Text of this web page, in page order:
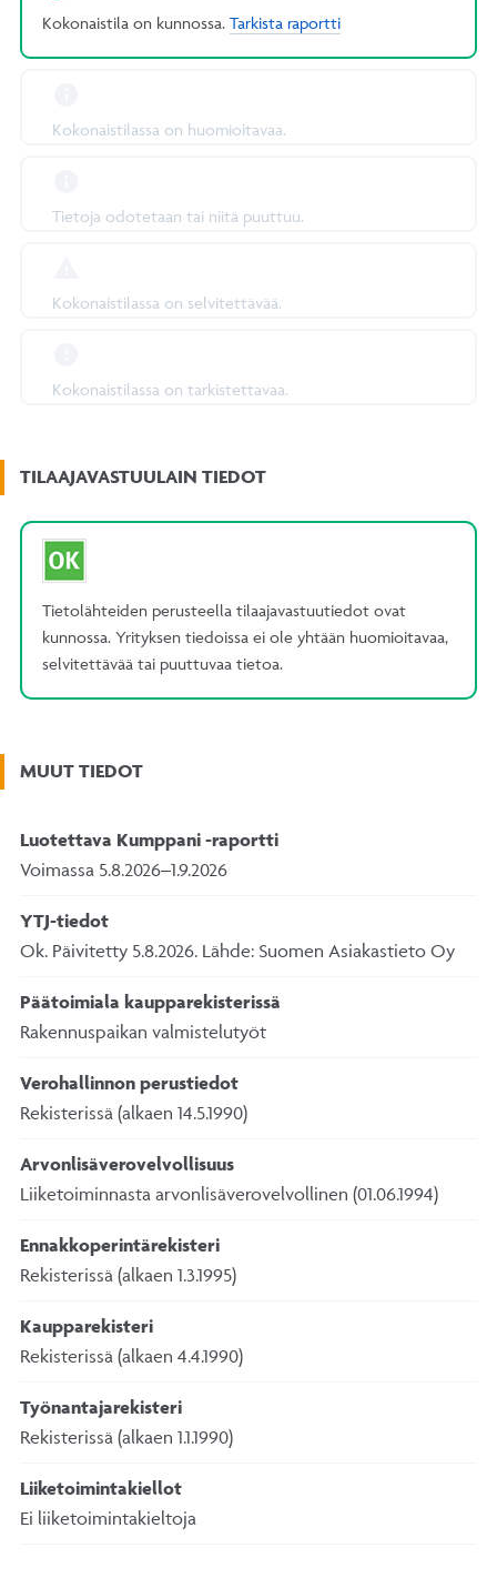
Kokonaistila on kunnossa. Tarkista raportti
Kokonaistilassa on huomioitavaa.
Tietoja odotetaan tai niitä puuttuu.
Kokonaistilassa on selvitettävää.
Kokonaistilassa on tarkistettavaa.
TILAAJAVASTUULAIN TIEDOT
Tietolähteiden perusteella tilaajavastuutiedot ovat
kunnossa. Yrityksen tiedoissa ei ole yhtään huomioitavaa,
selvitettävää tai puuttuvaa tietoa.
MUUT TIEDOT
Luotettava Kumppani -raportti
Voimassa 5.8.2026–1.9.2026
YTJ-tiedot
Ok. Päivitetty 5.8.2026. Lähde: Suomen Asiakastieto Oy
Päätoimiala kaupparekisterissä
Rakennuspaikan valmistelutyöt
Verohallinnon perustiedot
Rekisterissä (alkaen 14.5.1990)
Arvonlisäverovelvollisuus
Liiketoiminnasta arvonlisäverovelvollinen (01.06.1994)
Ennakkoperintärekisteri
Rekisterissä (alkaen 1.3.1995)
Kaupparekisteri
Rekisterissä (alkaen 4.4.1990)
Työnantajarekisteri
Rekisterissä (alkaen 1.1.1990)
Liiketoimintakiellot
Ei liiketoimintakieltoja